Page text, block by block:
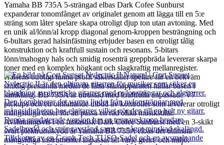
Yamaha BB 735A 5-strängad elbas Dark Cofee Sunburst
expanderar tonomfånget av originalet genom att lägga till en 5:e
sträng som låter spelare skapa otroligt djup ton utan avtoning. Med
en unik al/lönn/al kropp diagonal genom-kroppen besträngning och
6-bultars gerad halsinfästning erbjuder basen en otroligt tålig
konstruktion och kraftfull sustain och resonans. 5-bitars
lönn/mahogny hals och smidig rosenträ greppbräda levererar skarpa
toner med en komplex högkant och slagkraftig mellanregister.
Halsens otroligt tunna profil säkerställer spelare får en bekväm
smidig prestanda medan de lätta stämapparaten hållar basen i
samklang. BB 735A är utrustad med kraftfulla anpassade V7
pickups och ett omfattande utbud av kontroller som levererar otroligt
mångsidiga toner för att passa en rad olika musikstilar.
Avslutningsvis i en fantastisk Dark Cofee Sunburst med en 3-skikt
svart plektrumskydd är Yamaha BB 735A elbas det ultimata
mångsidiga instrumentet anpassat till varje genre och miljö.